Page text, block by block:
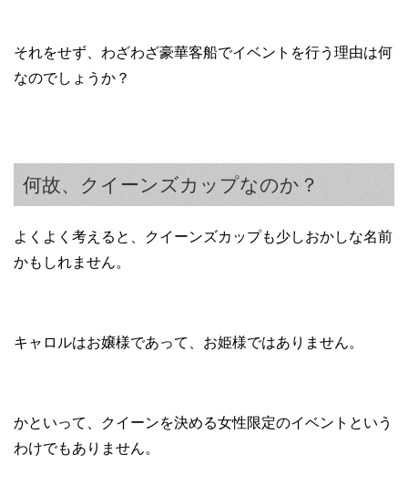
それをせず、わざわざ豪華客船でイベントを行う理由は何
なのでしょうか？
何故、クイーンズカップなのか？
よくよく考えると、クイーンズカップも少しおかしな名前
かもしれません。
キャロルはお嬢様であって、お姫様ではありません。
かといって、クイーンを決める女性限定のイベントという
わけでもありません。